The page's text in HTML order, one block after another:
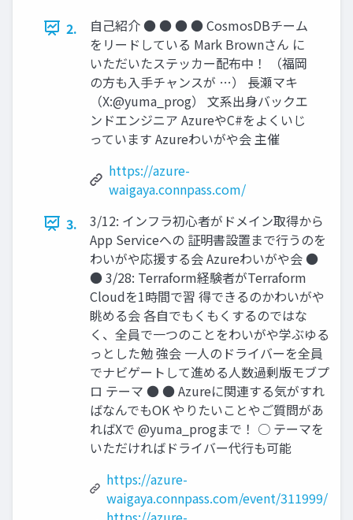
2.
自己紹介 ● ● ● ● CosmosDBチーム
をリードしている Mark Brownさん に
いただいたステッカー配布中！ （福岡
の方も入手チャンスが …） 長瀬マキ
（X:@yuma_prog） 文系出身バックエ
ンドエンジニア AzureやC#をよくいじ
っています Azureわいがや会 主催
https://azure-
waigaya.connpass.com/
3.
3/12: インフラ初心者がドメイン取得から
App Serviceへの 証明書設置まで行うのを
わいがや応援する会 Azureわいがや会 ●
● 3/28: Terraform経験者がTerraform
Cloudを1時間で習 得できるのかわいがや
眺める会 各自でもくもくするのではな
く、全員で一つのことをわいがや学ぶゆる
っとした勉 強会 一人のドライバーを全員
でナビゲートして進める人数過剰版モブプ
ロ テーマ ● ● Azureに関連する気がすれ
ばなんでもOK やりたいことやご質問があ
ればXで @yuma_progまで！ ○ テーマを
いただければドライバー代行も可能
https://azure-
waigaya.connpass.com/event/311999/